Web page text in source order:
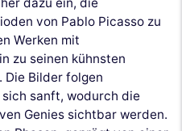
von Pablo Picasso zu
Werken mit
zu seinen kühnsten
Die Bilder folgen
sanft, wodurch die
Genies sichtbar werden.